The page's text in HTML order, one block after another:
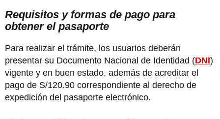
Requisitos y formas de pago para
obtener el pasaporte
Para realizar el trámite, los usuarios deberán
presentar su Documento Nacional de Identidad (DNI)
vigente y en buen estado, además de acreditar el
pago de S/120.90 correspondiente al derecho de
expedición del pasaporte electrónico.